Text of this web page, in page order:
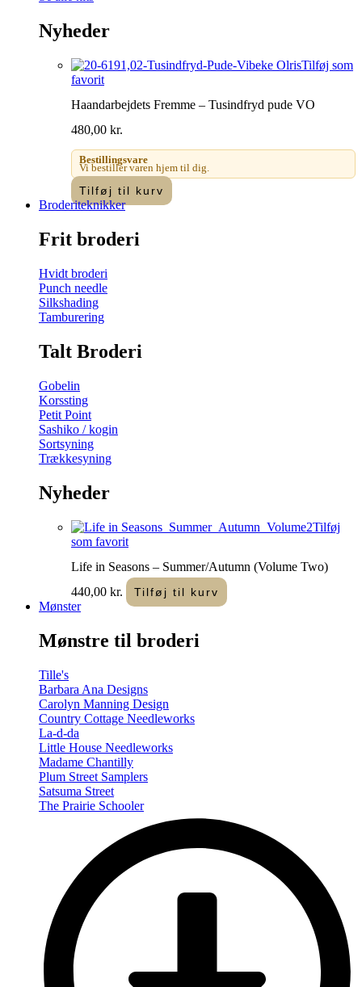
Nyheder
Tilføj som
favorit
Haandarbejdets Fremme – Tusindfryd pude VO
480,00 kr.
Bestillingsvare
Vi bestiller varen hjem til dig.
Tilføj til kurv
Broderiteknikker
Frit broderi
Hvidt broderi
Punch needle
Silkshading
Tamburering
Talt Broderi
Gobelin
Korssting
Petit Point
Sashiko / kogin
Sortsyning
Trækkesyning
Nyheder
Tilføj
som favorit
Life in Seasons – Summer/Autumn (Volume Two)
440,00 kr. Tilføj til kurv
Mønster
Mønstre til broderi
Tille's
Barbara Ana Designs
Carolyn Manning Design
Country Cottage Needleworks
La-d-da
Little House Needleworks
Madame Chantilly
Plum Street Samplers
Satsuma Street
The Prairie Schooler